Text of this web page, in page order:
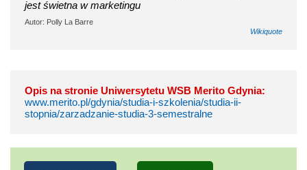
jest świetna w marketingu
Autor: Polly La Barre
Wikiquote
Opis na stronie Uniwersytetu WSB Merito Gdynia:
www.merito.pl/gdynia/studia-i-szkolenia/studia-ii-
stopnia/zarzadzanie-studia-3-semestralne